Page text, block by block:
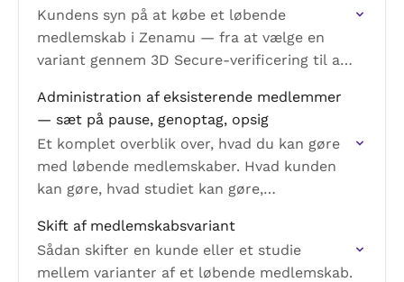
Kundens syn på at købe et løbende
medlemskab i Zenamu — fra at vælge en
variant gennem 3D Secure-verificering til at
ser, hvad…
Administration af eksisterende medlemmer
— sæt på pause, genoptag, opsig
Et komplet overblik over, hvad du kan gøre
med løbende medlemskaber. Hvad kunden
kan gøre, hvad studiet kan gøre,
skal sætte på pause, genoptage, opsige
eller…
Skift af medlemskabsvariant
Sådan skifter en kunde eller et studie
mellem varianter af et løbende medlemskab.